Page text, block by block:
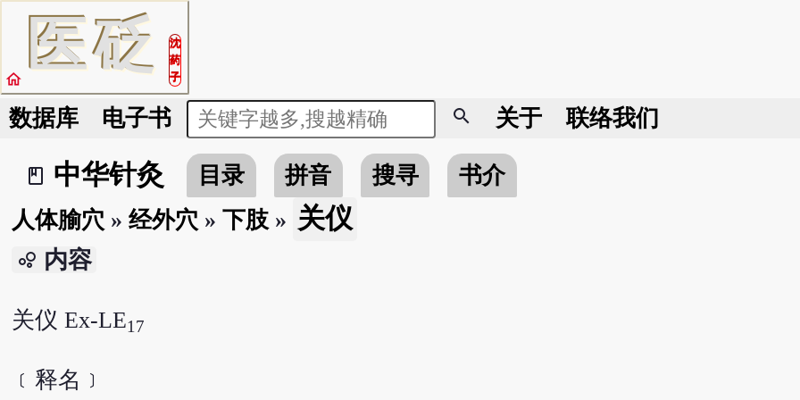
医砭
沈
药
子
home
数据库 电子书 search 关于 联络我们
book_2
中华针灸 目录 拼音 搜寻
书介
人体腧穴 » 经外穴 » 下肢» 关仪
bubble_chart 内容
关仪 Ex-LE17
﹝释名﹞